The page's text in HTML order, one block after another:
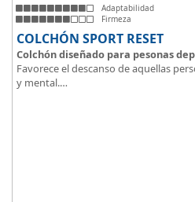
Adaptabilidad
Firmeza
COLCHÓN SPORT RESET
Colchón diseñado para pesonas
Favorece el descanso de aquellas
y mental.